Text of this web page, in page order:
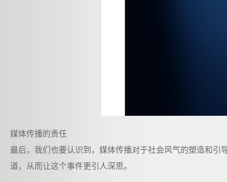
媒体传播的责任
最后，我们也要认识到，媒体传播对于社会风气的塑造和
道，从而让这个事件更引人深思。